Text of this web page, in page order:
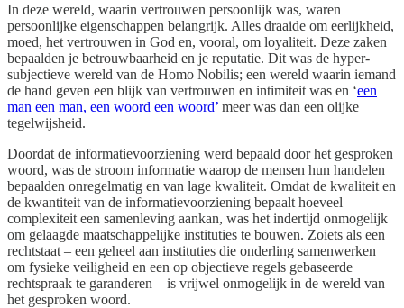
In deze wereld, waarin vertrouwen persoonlijk was, waren
persoonlijke eigenschappen belangrijk. Alles draaide om eerlijkheid,
moed, het vertrouwen in God en, vooral, om loyaliteit. Deze zaken
bepaalden je betrouwbaarheid en je reputatie. Dit was de hyper-
subjectieve wereld van de Homo Nobilis; een wereld waarin iemand
de hand geven een blijk van vertrouwen en intimiteit was en ‘een
man een man, een woord een woord’ meer was dan een olijke
tegelwijsheid.
Doordat de informatievoorziening werd bepaald door het gesproken
woord, was de stroom informatie waarop de mensen hun handelen
bepaalden onregelmatig en van lage kwaliteit. Omdat de kwaliteit en
de kwantiteit van de informatievoorziening bepaalt hoeveel
complexiteit een samenleving aankan, was het indertijd onmogelijk
om gelaagde maatschappelijke instituties te bouwen. Zoiets als een
rechtstaat – een geheel aan instituties die onderling samenwerken
om fysieke veiligheid en een op objectieve regels gebaseerde
rechtspraak te garanderen – is vrijwel onmogelijk in de wereld van
het gesproken woord.